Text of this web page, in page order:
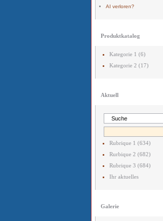
AI verloren?
Produktkatalog
Kategorie 1 (6)
Kategorie 2 (17)
Aktuell
Rubrique 1 (634)
Rurbique 2 (682)
Rubrique 3 (684)
Ihr aktuelles
Galerie